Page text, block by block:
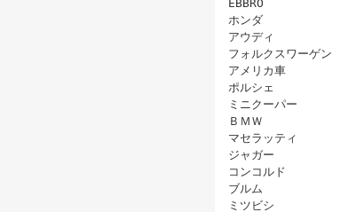
EBBRO
ホンダ
アウディ
フォルクスワーゲン
アメリカ車
ポルシェ
ミニクーパー
ＢＭＷ
マセラッティ
ジャガー
コンコルド
ブルム
ミツビシ